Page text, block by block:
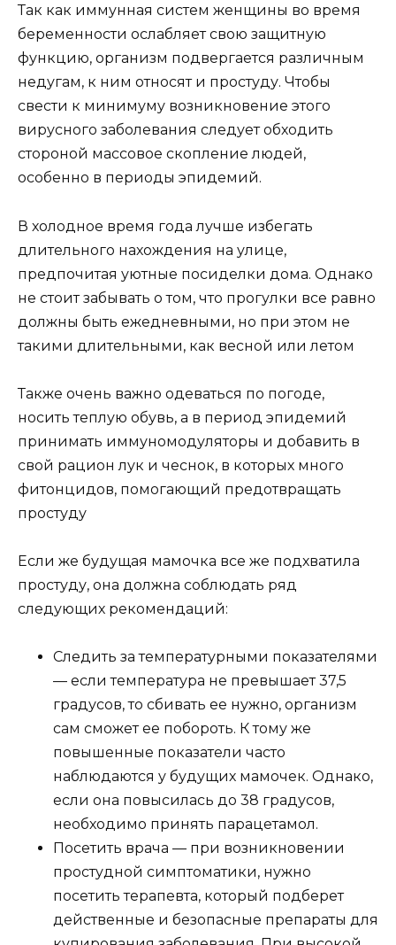
Так как иммунная систем женщины во время
беременности ослабляет свою защитную
функцию, организм подвергается различным
недугам, к ним относят и простуду. Чтобы
свести к минимуму возникновение этого
вирусного заболевания следует обходить
стороной массовое скопление людей,
особенно в периоды эпидемий.
В холодное время года лучше избегать
длительного нахождения на улице,
предпочитая уютные посиделки дома. Однако
не стоит забывать о том, что прогулки все равно
должны быть ежедневными, но при этом не
такими длительными, как весной или летом
Также очень важно одеваться по погоде,
носить теплую обувь, а в период эпидемий
принимать иммуномодуляторы и добавить в
свой рацион лук и чеснок, в которых много
фитонцидов, помогающий предотвращать
простуду
Если же будущая мамочка все же подхватила
простуду, она должна соблюдать ряд
следующих рекомендаций:
Следить за температурными показателями
— если температура не превышает 37,5
градусов, то сбивать ее нужно, организм
сам сможет ее побороть. К тому же
повышенные показатели часто
наблюдаются у будущих мамочек. Однако,
если она повысилась до 38 градусов,
необходимо принять парацетамол.
Посетить врача — при возникновении
простудной симптоматики, нужно
посетить терапевта, который подберет
действенные и безопасные препараты для